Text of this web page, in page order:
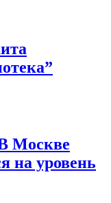
Москве
на уровень